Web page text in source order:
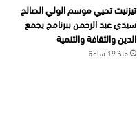
تيزنيت تحيي موسم الولي الصالح
سيدي عبد الرحمن ببرنامج يجمع
الدين والثقافة والتنمية
منذ 19 ساعة